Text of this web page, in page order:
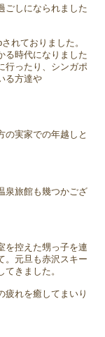
ごしになられました
れておりました。
る時代になりました
行ったり、シンガポ
る方達や
の実家での年越しと
泉旅館も幾つかござ
を控えた甥っ子を連
。元旦も赤沢スキー
きました。
疲れを癒してまいり